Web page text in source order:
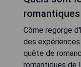
Côme regorge
des
quête de
romantiques de